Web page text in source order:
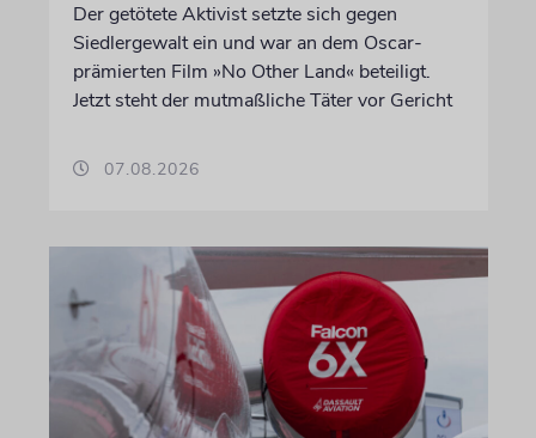
Der getötete Aktivist setzte sich gegen
Siedlergewalt ein und war an dem Oscar-
prämierten Film »No Other Land« beteiligt.
Jetzt steht der mutmaßliche Täter vor Gericht
07.08.2026